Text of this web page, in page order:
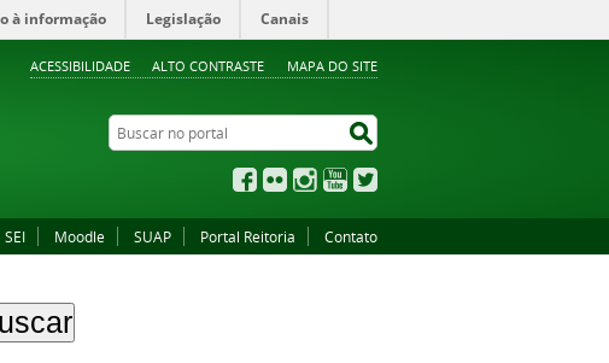
ACESSIBILIDADE ALTO CONTRASTE MAPA DO SITE
à informação Legislação Canais
Buscar no portal
Facebook
Flickr InstagramYouTube
SEI Moodle SUAP Portal Reitoria Contato